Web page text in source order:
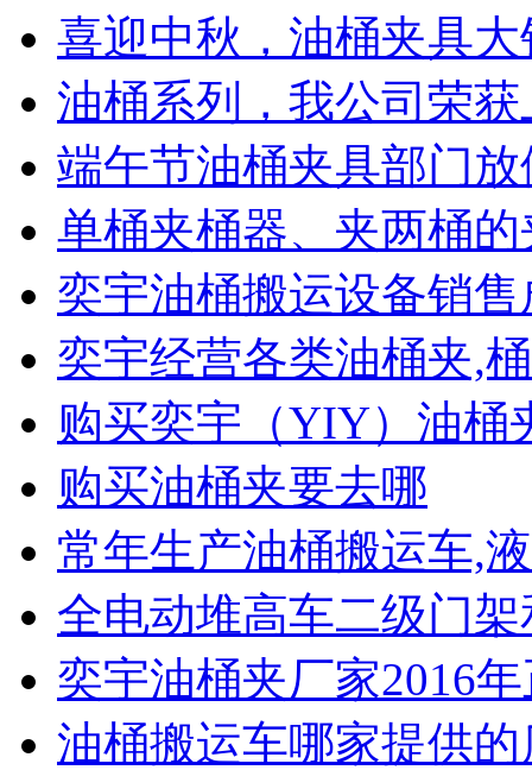
喜迎中秋，油桶夹具大
油桶系列，我公司荣
端午节油桶夹具部门
单桶夹桶器、夹两桶
奕宇油桶搬运设备销
奕宇经营各类油桶夹,
购买奕宇（YIY）油桶
购买油桶夹要去哪
常年生产油桶搬运车,
全电动堆高车二级门
奕宇油桶夹厂家2016
油桶搬运车哪家提供